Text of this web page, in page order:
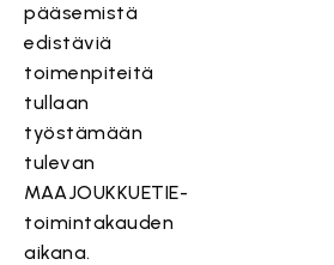
pääsemistä
edistäviä
toimenpiteitä
tullaan
työstämään
tulevan
MAAJOUKKUETIE-
toimintakauden
aikana.